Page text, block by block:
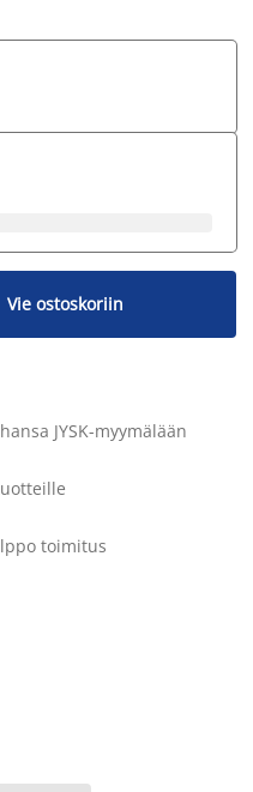
Vie ostoskoriin
JYSK-myymälään
toimitus